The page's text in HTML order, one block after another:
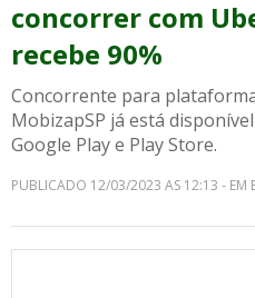
concorrer com
recebe 90%
Concorrente para
MobizapSP já está
Google Play e Play Store.
PUBLICADO 12/03/2023 AS 12:13 - EM